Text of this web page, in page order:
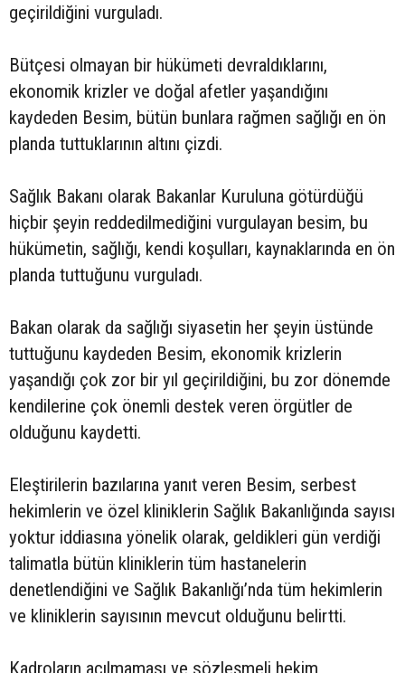
geçirildiğini vurguladı.
Bütçesi olmayan bir hükümeti devraldıklarını,
ekonomik krizler ve doğal afetler yaşandığını
kaydeden Besim, bütün bunlara rağmen sağlığı en ön
planda tuttuklarının altını çizdi.
Sağlık Bakanı olarak Bakanlar Kuruluna götürdüğü
hiçbir şeyin reddedilmediğini vurgulayan besim, bu
hükümetin, sağlığı, kendi koşulları, kaynaklarında en ön
planda tuttuğunu vurguladı.
Bakan olarak da sağlığı siyasetin her şeyin üstünde
tuttuğunu kaydeden Besim, ekonomik krizlerin
yaşandığı çok zor bir yıl geçirildiğini, bu zor dönemde
kendilerine çok önemli destek veren örgütler de
olduğunu kaydetti.
Eleştirilerin bazılarına yanıt veren Besim, serbest
hekimlerin ve özel kliniklerin Sağlık Bakanlığında sayısı
yoktur iddiasına yönelik olarak, geldikleri gün verdiği
talimatla bütün kliniklerin tüm hastanelerin
denetlendiğini ve Sağlık Bakanlığı’nda tüm hekimlerin
ve kliniklerin sayısının mevcut olduğunu belirtti.
Kadroların açılmaması ve sözleşmeli hekim